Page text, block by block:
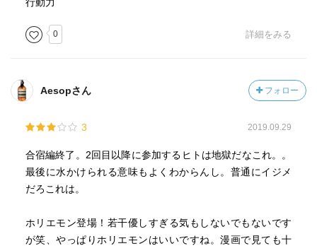
0 詳細をみる
Aesopさん フォロー
3 2019.09.29
合宿編終了。2回目以降に参加するヒトは地獄だなこれ。。
最後に水かけられる意味もよくわからんし。普通にイジメ
だろこれは。
ホリエモン登場！若干優しすぎる気もしないでもないです
が笑、やっぱりホリエモンはいいですね。漫画で見ても十